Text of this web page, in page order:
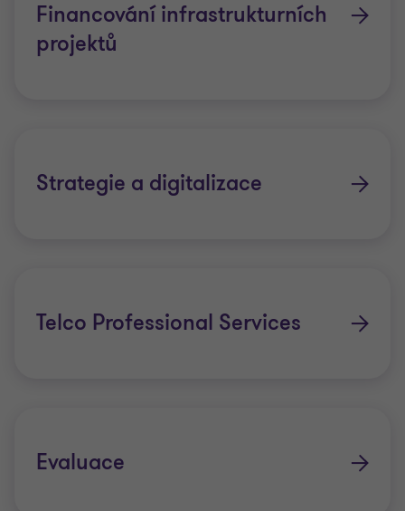
Financování infrastrukturních
projektů
Strategie a digitalizace
Telco Professional Services
Evaluace